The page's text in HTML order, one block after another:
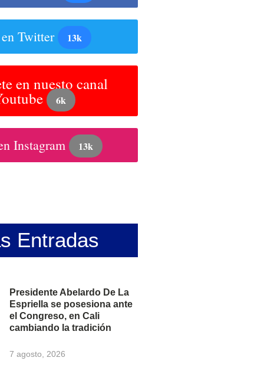
Twitter 13k
en nuesto canal
6k
Instagram 13k
Entradas
Presidente Abelardo De La
Espriella se posesiona ante
el Congreso, en Cali
cambiando la tradición
7 agosto, 2026